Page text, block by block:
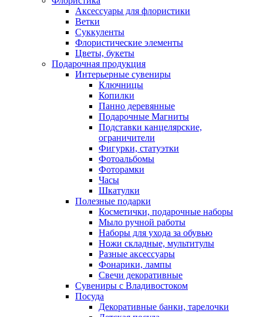
Аксессуары для флористики
Ветки
Суккуленты
Флористические элементы
Цветы, букеты
Подарочная продукция
Интерьерные сувениры
Ключницы
Копилки
Панно деревянные
Подарочные Магниты
Подставки канцелярские,
ограничители
Фигурки, статуэтки
Фотоальбомы
Фоторамки
Часы
Шкатулки
Полезные подарки
Косметички, подарочные наборы
Мыло ручной работы
Наборы для ухода за обувью
Ножи складные, мультитулы
Разные аксессуары
Фонарики, лампы
Свечи декоративные
Сувениры с Владивостоком
Посуда
Декоративные банки, тарелочки